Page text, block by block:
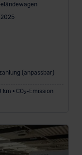
2025
(anpassbar)
• CO 2-Emission